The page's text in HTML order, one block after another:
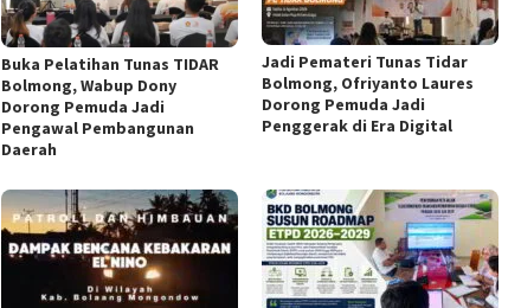
Buka Pelatihan Tunas TIDAR
Bolmong, Wabup Dony
Dorong Pemuda Jadi
Pengawal Pembangunan
Daerah
Jadi Pemateri Tunas Tidar
Bolmong, Ofriyanto Laures
Dorong Pemuda Jadi
Penggerak di Era Digital